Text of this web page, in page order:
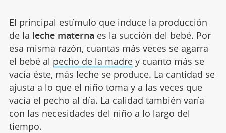
El principal estímulo que induce la producción
de la leche materna es la succión del bebé. Por
esa misma razón, cuantas más veces se agarra
el bebé al pecho de la madrey cuanto más se
vacía éste, más leche se produce. La cantidad se
ajusta a lo que el niño toma y a las veces que
vacía el pecho al día. La calidad también varía
con las necesidades del niño a lo largo del
tiempo.